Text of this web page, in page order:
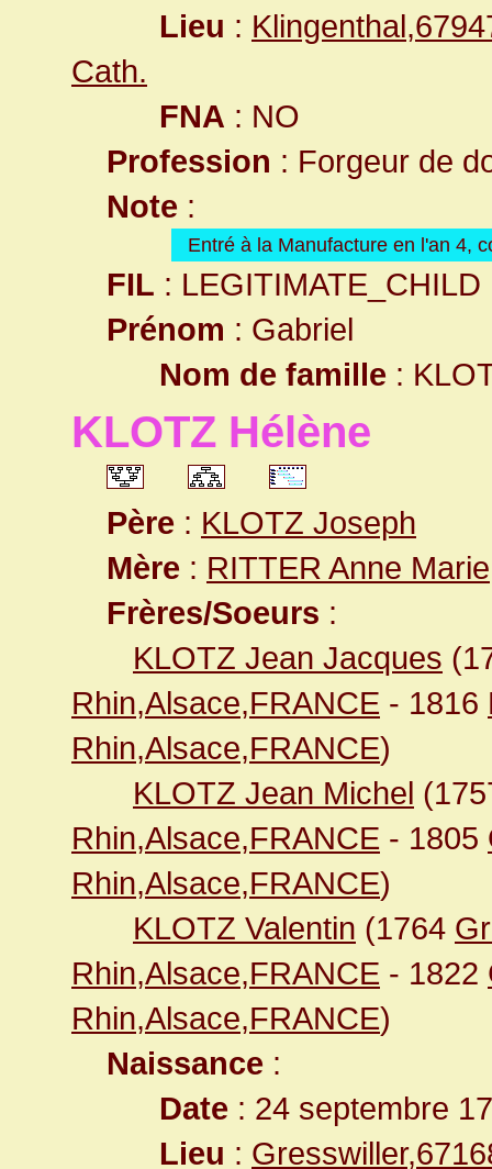
Lieu :
Cath.
FNA : NO
Profession : Forgeur de
Note :
Entré à la Manufacture en l'an 4,
FIL : LEGITIMATE_CHILD
Prénom : Gabriel
Nom de famille :
KLOTZ Hélène
Père : KLOTZ Joseph
Mère : RITTER Anne Marie
Frères/Soeurs :
KLOTZ Jean Jacques
Rhin,Alsace,FRANCE - 1816
Rhin,Alsace,FRANCE)
KLOTZ Jean Michel
Rhin,Alsace,FRANCE - 1805
Rhin,Alsace,FRANCE)
KLOTZ Valentin (1764
Rhin,Alsace,FRANCE - 1822
Rhin,Alsace,FRANCE)
Naissance :
Date : 24 septembre
Lieu :